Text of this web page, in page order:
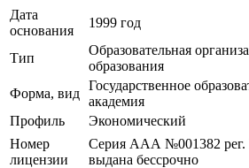
Дата
основания
1999 год
Тип
Образовательная
образования
Форма, вид
Государственное
академия
Профиль
Экономический
Номер
лицензии
Серия ААА №001382 рег.
выдана бессрочно